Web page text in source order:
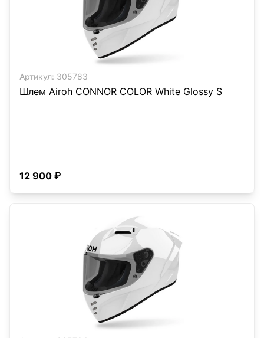
Артикул: 305783
Шлем Airoh CONNOR COLOR White Glossy S
12 900 ₽